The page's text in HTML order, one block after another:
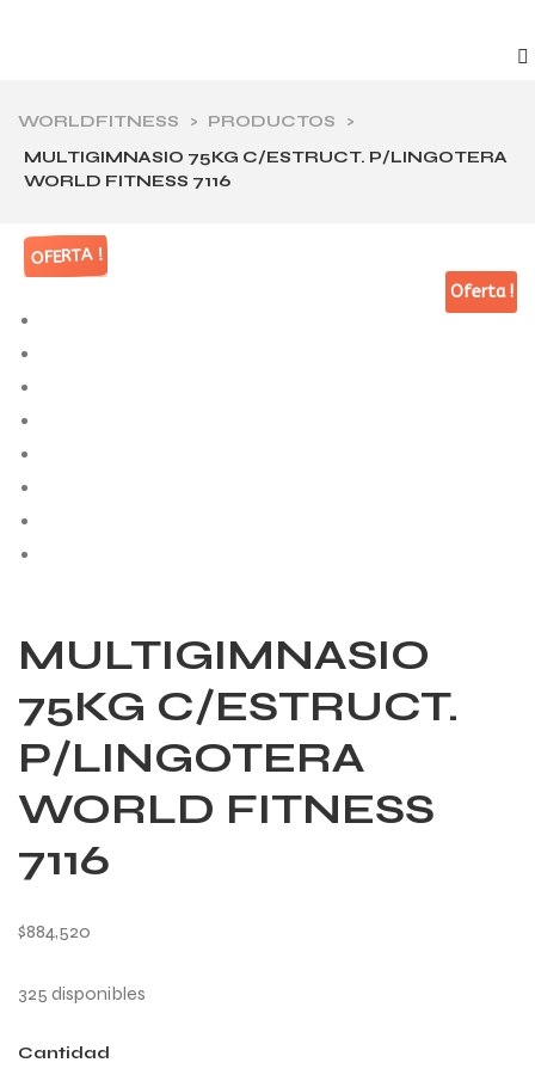
WORLDFITNESS > PRODUCTOS
>
MULTIGIMNASIO 75KG C/ESTRUCT. P/LINGOTERA
WORLD FITNESS 7116
Oferta !
MULTIGIMNASIO
75KG C/ESTRUCT.
P/LINGOTERA
WORLD FITNESS
7116
$884,520
325 disponibles
Cantidad
OFERTA !
OFERTA !